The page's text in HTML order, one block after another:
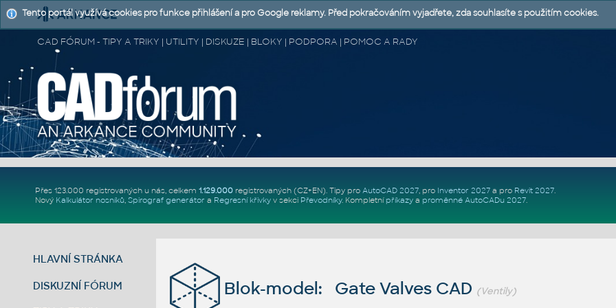
CAD FÓRUM - TIPY A TRIKY | UTILITY | DISKUZE | BLOKY | PODPORA | POMOC A RADY
Přes 123.000 registrovaných u nás, celkem 1.129.000registrovaných (CZ+EN). Tipy pro AutoCAD 2027, pro Inventor 2027a pro Revit 2027.
Nový Kalkulátor nosníků, Spirograf generátor a Regresní křivkyv sekci Převodníky. Kompletní příkazya proměnné AutoCADu 2027.
HLAVNÍ STRÁNKA
DISKUZNÍ FÓRUM Blok-model: Gate Valves CAD (Ventily)
Tento portál využívá cookies pro funkce přihlášení a pro Google reklamy. Před pokračováním vyjadřete, zda souhlasíte s použitím cookies.